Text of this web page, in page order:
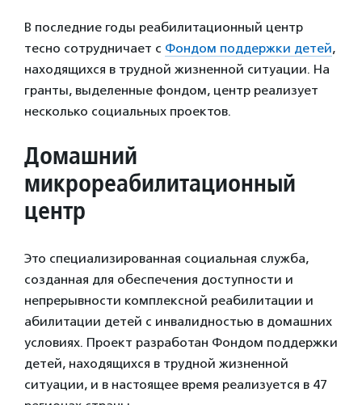
В последние годы реабилитационный центр
тесно сотрудничает с Фондом поддержки детей,
находящихся в трудной жизненной ситуации. На
гранты, выделенные фондом, центр реализует
несколько социальных проектов.
Домашний
микрореабилитационный
центр
Это специализированная социальная служба,
созданная для обеспечения доступности и
непрерывности комплексной реабилитации и
абилитации детей с инвалидностью в домашних
условиях. Проект разработан Фондом поддержки
детей, находящихся в трудной жизненной
ситуации, и в настоящее время реализуется в 47